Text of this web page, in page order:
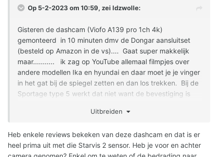
Op 5-2-2023 om 10:59, zei ldzwolle:
Gisteren de dashcam (Viofo A139 pro 1ch 4k)
gemonteerd in 10 minuten dmv de Dongar aansluitset
(besteld op Amazon in de vs).... Gaat super makkelijk
maar........... ik zag op YouTube allemaal filmpjes over
andere modellen Ika en hyundai en daar moet je je vinger
in het gat bij de spiegel zetten en dan los trekken. Bij de
Sportage type 5 werkt dat niet want de bevestiging is
het vastmaken eerst aan de onderkant erin zetten en dan
het super makkelijk.... Er is voldoende ruimte om het
verloopstuk en ca 30 cm kabel weg te werken.
Uitbreiden
Heb enkele reviews bekeken van deze dashcam en dat is er
heel prima uit met die Starvis 2 sensor. Heb je voor en achter